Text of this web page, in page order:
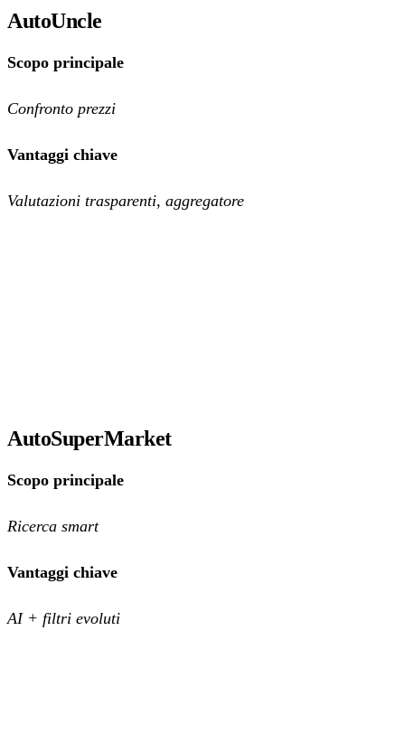
AutoUncle
Scopo principale
Confronto prezzi
Vantaggi chiave
Valutazioni trasparenti, aggregatore
AutoSuperMarket
Scopo principale
Ricerca smart
Vantaggi chiave
AI + filtri evoluti